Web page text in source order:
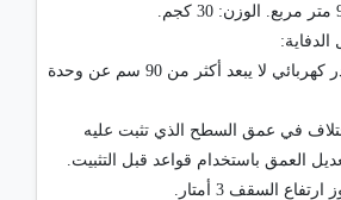
يجب توفر مصدر كهربائي لا يبعد أكثر من 90 سم عن وحدة
في عمق السطح الذي تثبت عليه
العمق باستخدام قواعد قبل التثبيت.
السقف 3 أمتار.